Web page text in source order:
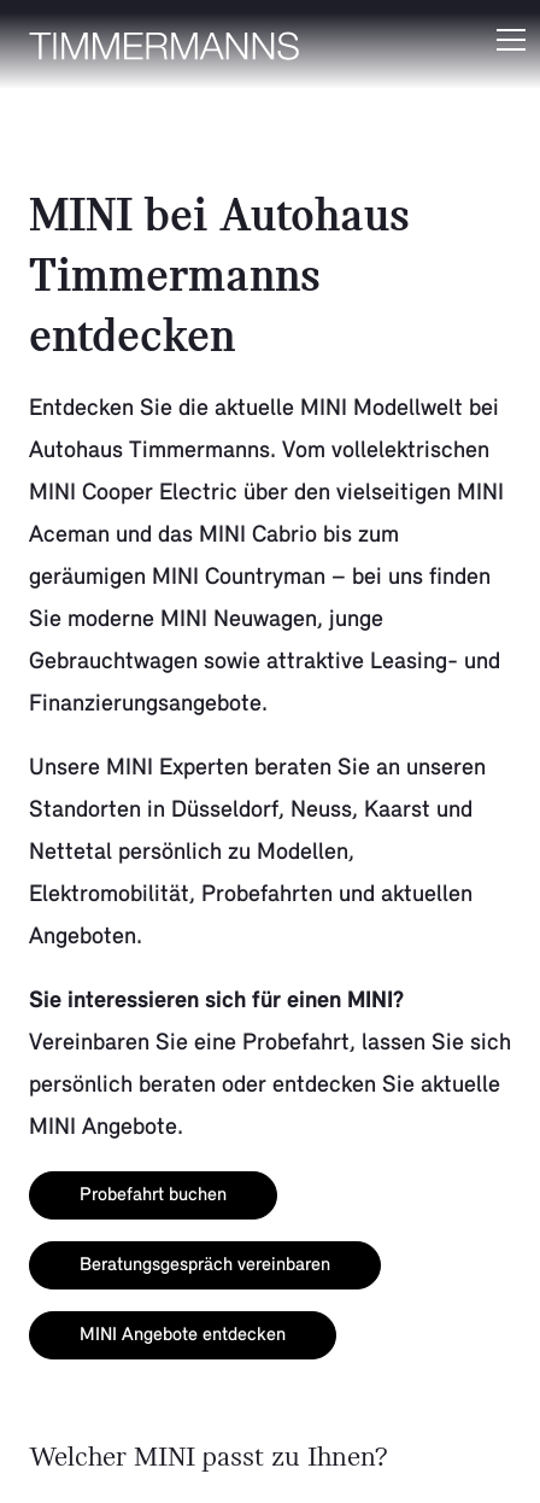
MINI bei Autohaus
Timmermanns
entdecken
Entdecken Sie die aktuelle MINI Modellwelt bei
Autohaus Timmermanns. Vom vollelektrischen
MINI Cooper Electric über den vielseitigen MINI
Aceman und das MINI Cabrio bis zum
geräumigen MINI Countryman – bei uns finden
Sie moderne MINI Neuwagen, junge
Gebrauchtwagen sowie attraktive Leasing- und
Finanzierungsangebote.
Unsere MINI Experten beraten Sie an unseren
Standorten in Düsseldorf, Neuss, Kaarst und
Nettetal persönlich zu Modellen,
Elektromobilität, Probefahrten und aktuellen
Angeboten.
Sie interessieren sich für einen MINI?
Vereinbaren Sie eine Probefahrt, lassen Sie sich
persönlich beraten oder entdecken Sie aktuelle
MINI Angebote.
Probefahrt buchen
Beratungsgespräch vereinbaren
MINI Angebote entdecken
Welcher MINI passt zu Ihnen?